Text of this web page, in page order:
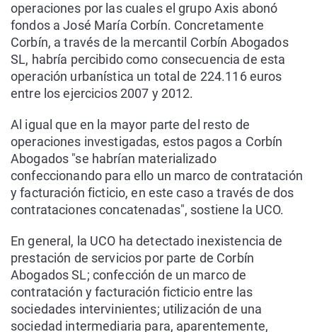
operaciones por las cuales el grupo Axis abonó
fondos a José María Corbín. Concretamente
Corbín, a través de la mercantil Corbín Abogados
SL, habría percibido como consecuencia de esta
operación urbanística un total de 224.116 euros
entre los ejercicios 2007 y 2012.
Al igual que en la mayor parte del resto de
operaciones investigadas, estos pagos a Corbín
Abogados "se habrían materializado
confeccionando para ello un marco de contratación
y facturación ficticio, en este caso a través de dos
contrataciones concatenadas", sostiene la UCO.
En general, la UCO ha detectado inexistencia de
prestación de servicios por parte de Corbín
Abogados SL; confección de un marco de
contratación y facturación ficticio entre las
sociedades intervinientes; utilización de una
sociedad intermediaria para, aparentemente,